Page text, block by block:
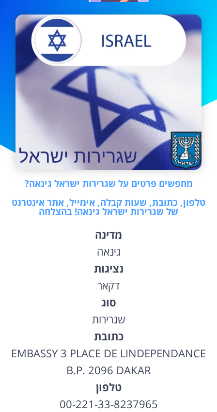
מחפשים פרטים על שגרירות ישראל גינאה?
טלפון, כתובת, שעות קבלה, אימייל, אתר אינטרנט
של שגרירות ישראל גינאה! בהצלחה
מדינה
גינאה
נציגות
דקאר
סוג
שגרירות
כתובת
EMBASSY 3 PLACE DE LINDEPENDANCE
B.P. 2096 DAKAR
טלפון
00-221-33-8237965